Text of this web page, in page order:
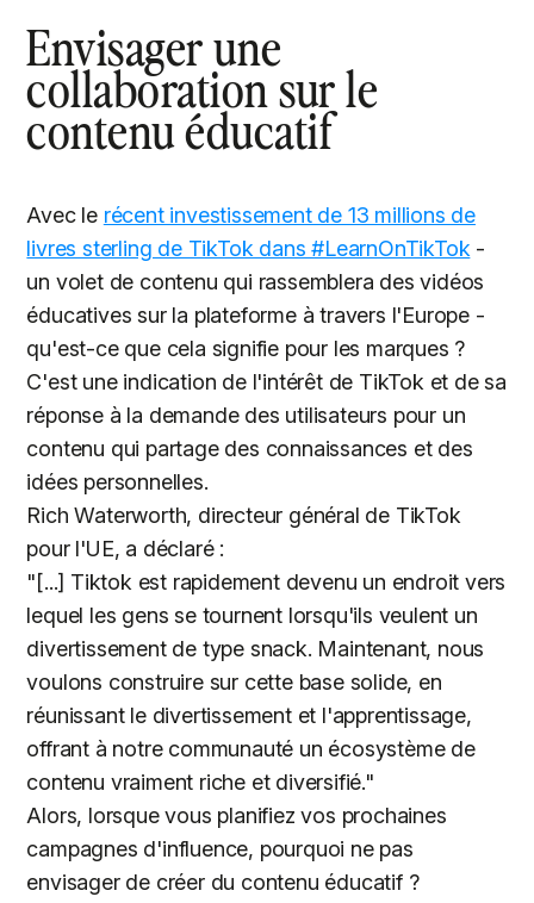
Envisager une
collaboration sur le
contenu éducatif
Avec le récent investissement de 13 millions de
livres sterling de TikTok dans #LearnOnTikTok -
un volet de contenu qui rassemblera des vidéos
éducatives sur la plateforme à travers l'Europe -
qu'est-ce que cela signifie pour les marques ?
C'est une indication de l'intérêt de TikTok et de sa
réponse à la demande des utilisateurs pour un
contenu qui partage des connaissances et des
idées personnelles.
Rich Waterworth, directeur général de TikTok
pour l'UE, a déclaré :
"[...] Tiktok est rapidement devenu un endroit vers
lequel les gens se tournent lorsqu'ils veulent un
divertissement de type snack. Maintenant, nous
voulons construire sur cette base solide, en
réunissant le divertissement et l'apprentissage,
offrant à notre communauté un écosystème de
contenu vraiment riche et diversifié."
Alors, lorsque vous planifiez vos prochaines
campagnes d'influence, pourquoi ne pas
envisager de créer du contenu éducatif ?